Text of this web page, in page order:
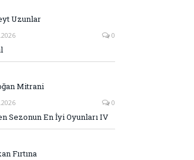
Uzunlar
0
Mitrani
0
Sezonun En İyi Oyunları IV
Fırtına